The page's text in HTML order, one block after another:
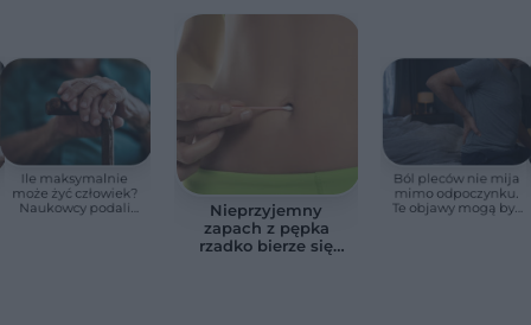
Ile maksymalnie
może żyć człowiek?
Naukowcy podali
Nieprzyjemny
zapach z pępka
rzadko bierze się
Ból pleców nie mija
mimo odpoczynku.
Te objawy mogą być